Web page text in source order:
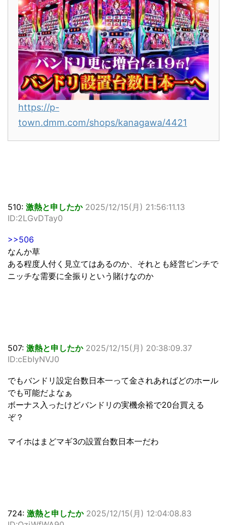
https://p-
town.dmm.com/shops/kanagawa/4421
510: 激熱と申したか 2025/12/15(月) 21:56:11.13
ID:2LGvDTay0
>>506
なんか草
ある程度人付く見立てはあるのか、それとも経営ピンチで
ニッチな需要に全振りという賭けなのか
507: 激熱と申したか 2025/12/15(月) 20:38:09.37
ID:cEbIyNVJ0
でもバンドリ設定台数日本一って金されあればどのホール
でも可能だよなぁ
ボーナス入ったけどバンドリの実機余裕で20台買える
ぞ？
マイホはまどマギ3の設置台数日本一だわ
724: 激熱と申したか 2025/12/15(月) 12:04:08.83